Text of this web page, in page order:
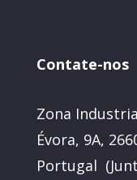
Contate-nos
Zona
Évora, 9A,
Portugal